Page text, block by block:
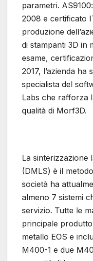
parametri.
2008 e certificato
produzione
di stampanti 3D in
esame,
2017, l’azienda ha
specialista del
Labs che rafforza
qualità di Morf3D.
La sinterizzazione
(DMLS) è il
società ha
almeno 7 sistemi
servizio. Tutte le
principale
metallo EOS e
M400-1 e due